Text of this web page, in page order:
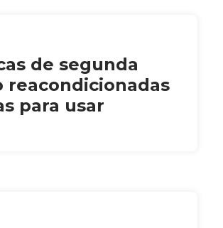
de segunda
reacondicionadas
para usar